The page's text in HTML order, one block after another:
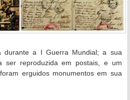
durante a I Guerra Mundial; a sua
ser reproduzida em postais, e um
erguidos monumentos em sua